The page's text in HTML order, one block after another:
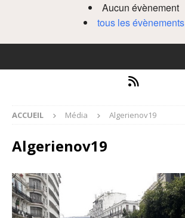
Aucun évènement
tous les évènements
ACCUEIL Média Algerienov19
Algerienov19